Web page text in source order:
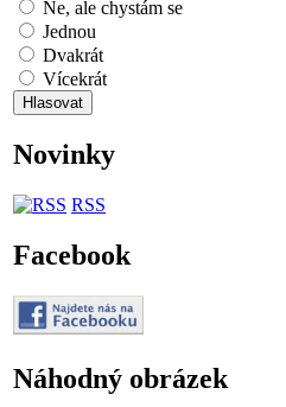
Ne, ale chystám se
Jednou
Dvakrát
Vícekrát
Novinky
RSS
Facebook
Náhodný obrázek